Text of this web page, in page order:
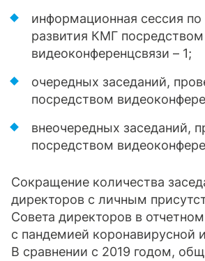
информационная сессия по
развития КМГ посредством
видеоконференцсвязи – 1;
очередных заседаний,
посредством
внеочередных заседаний,
посредством
Сокращение количества
директоров с личным
Совета директоров в
с пандемией коронавирусной
В сравнении с 2019 годом,